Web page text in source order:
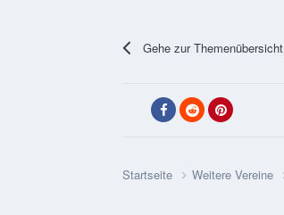
Gehe zur Themenübersicht
Startseite Weitere Vereine